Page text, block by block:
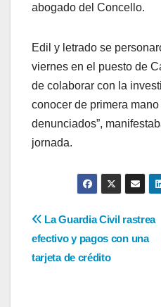
abogado del Concello.
Edil y letrado se
viernes en el puesto de
de colaborar con la
conocer de primera
denunciados”,
jornada.
Navegación
de
La Guardia Civil rastrea
efectivo y pagos con una
tarjeta de crédito